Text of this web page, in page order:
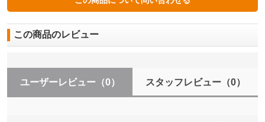
この商品のレビュー
ユーザーレビュー （0） スタッフレビュー（0）